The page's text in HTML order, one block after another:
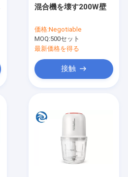
混合機を壊す200W壁
価格:Negotiable
MOQ:500セット
最新価格を得る
接触